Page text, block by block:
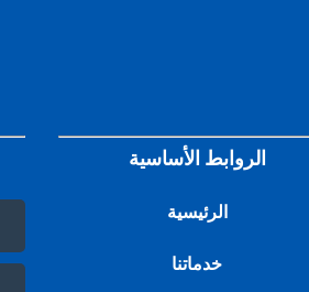
الروابط الأساسية
الرئيسية
خدماتنا